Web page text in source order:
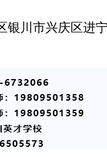
银川市兴庆区进